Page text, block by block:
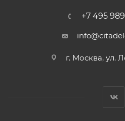
+7 495
г. Москва, ул.